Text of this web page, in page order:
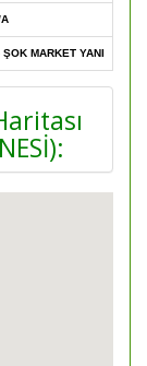
ŞOK MARKET YANI